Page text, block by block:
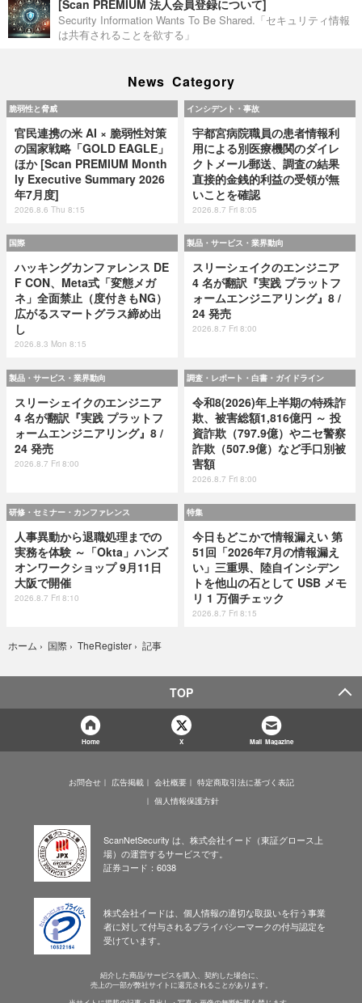
[Scan PREMIUM 法人会員登録について]
Security Information Wants To Be Shared.「セキュリティ情報
は共有されることを欲する」
News Category
脆弱性と脅威
官民連携の米 AI × 脆弱性対策
の国家戦略「GOLD EAGLE」
ほか [Scan PREMIUM Month
ly Executive Summary 2026
年7月度]
2026.8.6 Thu 8:15
インシデント・事故
宇都宮病院職員の患者情報利
用による別医療機関のダイレ
クトメール郵送、調査の結果
直接的金銭的利益の受領が無
いことを確認
2026.8.7 Fri 8:05
国際
ハッキングカンファレンス DE
F CON、Meta式「変態メガ
ネ」全面禁止（度付きもNG）
広がるスマートグラス締め出
し
2026.8.3 Mon 8:15
製品・サービス・業界動向
スリーシェイクのエンジニア
4 名が翻訳『実践 プラットフ
ォームエンジニアリング』8 /
24 発売
2026.8.7 Fri 8:00
製品・サービス・業界動向
スリーシェイクのエンジニア
4 名が翻訳『実践 プラットフ
ォームエンジニアリング』8 /
24 発売
2026.8.7 Fri 8:00
調査・レポート・白書・ガイドライン
令和8(2026)年上半期の特殊詐
欺、被害総額1,816億円 ～ 投
資詐欺（797.9億）やニセ警察
詐欺（507.9億）など手口別被
害額
2026.8.7 Fri 8:00
研修・セミナー・カンファレンス
人事異動から退職処理までの
実務を体験 ～「Okta」ハンズ
オンワークショップ 9月11日
大阪で開催
2026.8.7 Fri 8:10
特集
今日もどこかで情報漏えい 第
51回「2026年7月の情報漏え
い」三重県、陸自インシデン
トを他山の石として USB メモ
リ 1 万個チェック
2026.8.7 Fri 8:15
ホーム › 国際 › TheRegister › 記事
TOP
Home X Mail Magazine
お問合せ 広告掲載 会社概要
特定商取引法に基づく表記
個人情報保護方針
ScanNetSecurity は、株式会社イード（東証グロース上
場）の運営するサービスです。
証券コード：6038
株式会社イードは、個人情報の適切な取扱いを行う事業
者に対して付与されるプライバシーマークの付与認定を
受けています。
紹介した商品/サービスを購入、契約した場合に、
売上の一部が弊社サイトに還元されることがあります。